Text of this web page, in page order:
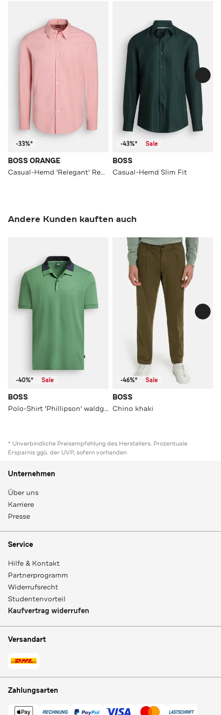
-33%*
BOSS ORANGE
Casual-Hemd 'Relegant' Regular Fit
-43%* Sale
BOSS
Casual-Hemd Slim Fit
Andere Kunden kauften auch
-40%* Sale
BOSS
Polo-Shirt 'Phillipson' waldgrün
-46%* Sale
BOSS
Chino khaki
* Unverbindliche Preisempfehlung des Herstellers. Prozentuale
Ersparnis ggü. der UVP, sofern vorhanden
Unternehmen
Über uns
Karriere
Presse
Service
Hilfe & Kontakt
Partnerprogramm
Widerrufsrecht
Studentenvorteil
Kaufvertrag widerrufen
Versandart
Zahlungsarten